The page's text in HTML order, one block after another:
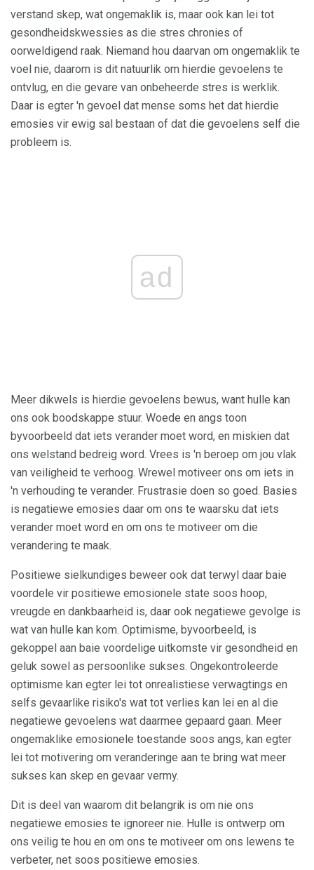
verstand skep, wat ongemaklik is, maar ook kan lei tot
gesondheidskwessies as die stres chronies of
oorweldigend raak. Niemand hou daarvan om ongemaklik te
voel nie, daarom is dit natuurlik om hierdie gevoelens te
ontvlug, en die gevare van onbeheerde stres is werklik.
Daar is egter 'n gevoel dat mense soms het dat hierdie
emosies vir ewig sal bestaan ​​of dat die gevoelens self die
probleem is.
ad
Meer dikwels is hierdie gevoelens bewus, want hulle kan
ons ook boodskappe stuur. Woede en angs toon
byvoorbeeld dat iets verander moet word, en miskien dat
ons welstand bedreig word. Vrees is 'n beroep om jou vlak
van veiligheid te verhoog. Wrewel motiveer ons om iets in
'n verhouding te verander. Frustrasie doen so goed. Basies
is negatiewe emosies daar om ons te waarsku dat iets
verander moet word en om ons te motiveer om die
verandering te maak.
Positiewe sielkundiges beweer ook dat terwyl daar baie
voordele vir positiewe emosionele state soos hoop,
vreugde en dankbaarheid is, daar ook negatiewe gevolge is
wat van hulle kan kom. Optimisme, byvoorbeeld, is
gekoppel aan baie voordelige uitkomste vir gesondheid en
geluk sowel as persoonlike sukses. Ongekontroleerde
optimisme kan egter lei tot onrealistiese verwagtings en
selfs gevaarlike risiko's wat tot verlies kan lei en al die
negatiewe gevoelens wat daarmee gepaard gaan. Meer
ongemaklike emosionele toestande soos angs, kan egter
lei tot motivering om veranderinge aan te bring wat meer
sukses kan skep en gevaar vermy.
Dit is deel van waarom dit belangrik is om nie ons
negatiewe emosies te ignoreer nie. Hulle is ontwerp om
ons veilig te hou en om ons te motiveer om ons lewens te
verbeter, net soos positiewe emosies.